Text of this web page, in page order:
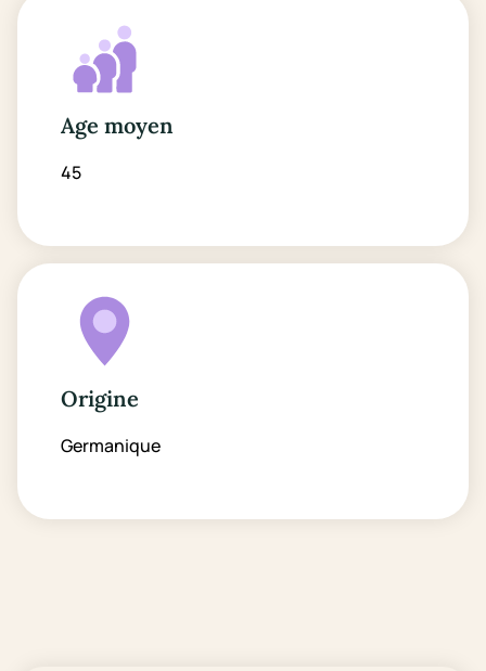
Age moyen
45
Origine
Germanique